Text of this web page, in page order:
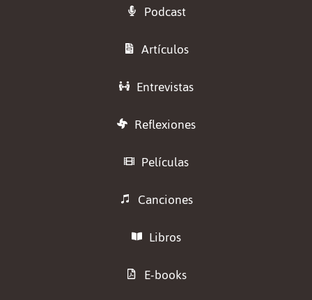
Podcast
Artículos
Entrevistas
Reflexiones
Películas
Canciones
Libros
E-books